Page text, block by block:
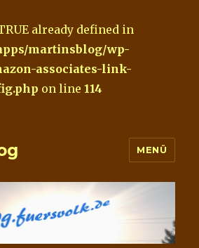
already defined in
martinsblog/wp-
associates-link-
on line 114
MENÜ